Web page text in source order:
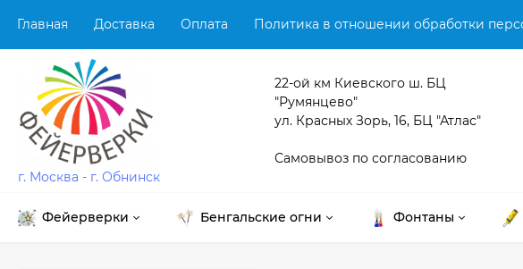
Главная Доставка Оплата Политика в отношении обработки
г. Москва - г. Обнинск
22-ой км Киевского ш. БЦ
"Румянцево"
ул. Красных Зорь, 16, БЦ "Атлас"
Самовывоз по согласованию
Фейерверки Бенгальские огни Фонтаны